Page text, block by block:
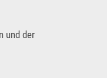
und der